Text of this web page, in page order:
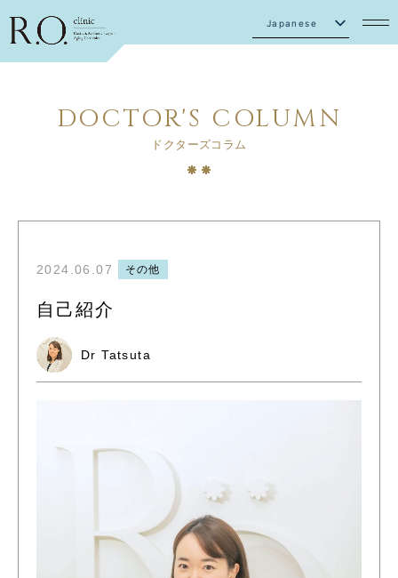
Japanese
DOCTOR'S COLUMN
ドクターズコラム
2024.06.07 その他
自己紹介
Dr Tatsuta